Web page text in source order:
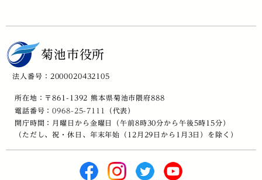
菊池市役所
法人番号：2000020432105
所在地：〒861-1392 熊本県菊池市隈府888
電話番号：0968-25-7111
（代表）
開庁時間：月曜日から金曜日（午前8時30分から午後5時15分）
（ただし、祝・休日、年末年始（12月29日から1月3日）を除く）